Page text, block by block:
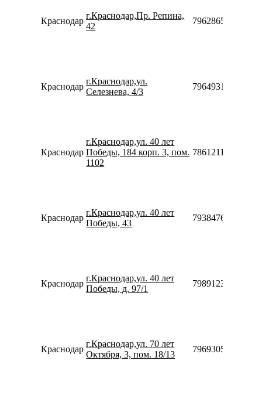
Краснодар
г.Краснодар,Пр. Репина,
42
79628658865
Краснодар
г.Краснодар,ул.
Селезнева, 4/3
79649319313
Краснодар
г.Краснодар,ул. 40 лет
Победы, 184 корп. 3, пом.
1102
78612116011
Краснодар
г.Краснодар,ул. 40 лет
Победы, 43
Краснодар
г.Краснодар,ул. 40 лет
Победы, д. 97/1
79891236038
Краснодар
г.Краснодар,ул. 70 лет
Октября, 3, пом. 18/13
79693052865